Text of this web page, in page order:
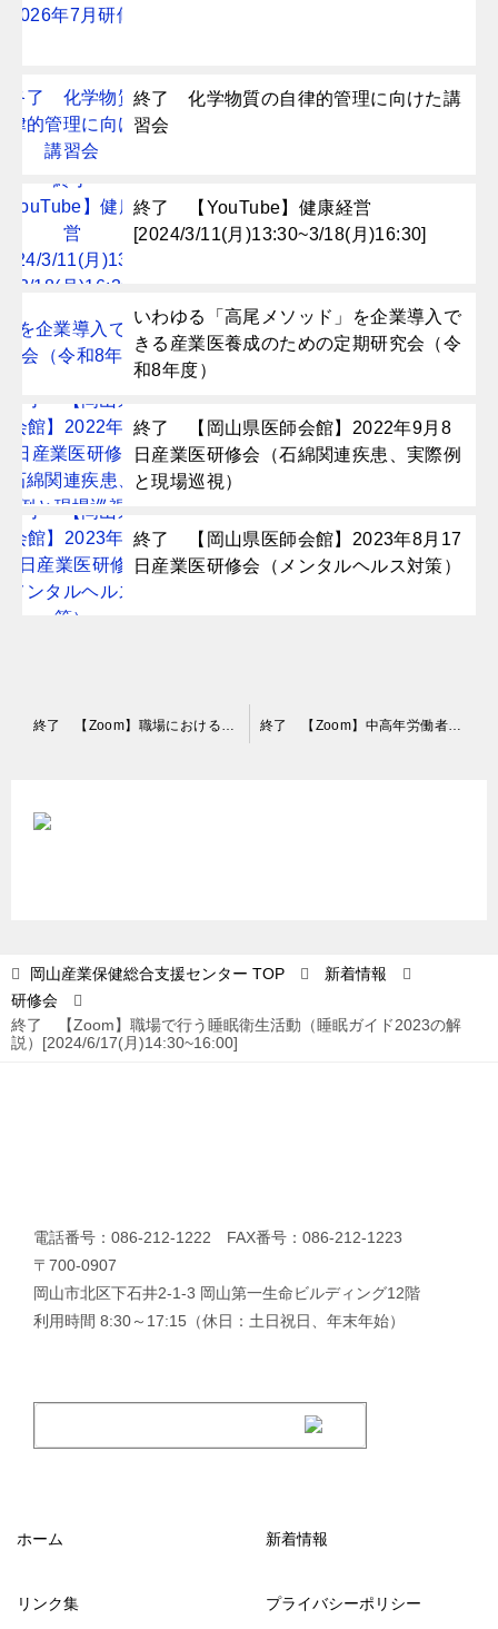
終了 化学物質の自律的管理に向けた講
習会
終了 【YouTube】健康経営
[2024/3/11(月)13:30~3/18(月)16:30]
いわゆる「高尾メソッド」を企業導入で
きる産業医養成のための定期研究会（令
和8年度）
終了 【岡山県医師会館】2022年9月8
日産業医研修会（石綿関連疾患、実際例
と現場巡視）
終了 【岡山県医師会館】2023年8月17
日産業医研修会（メンタルヘルス対策）
ョ
ン
岡山産業保健総合支援センター TOP
新着情報
研修会
終了 【Zoom】職場で行う睡眠衛生活動（睡眠ガイド2023の解
説）[2024/6/17(月)14:30~16:00]
電話番号：086-212-1222 FAX番号：086-212-1223
〒700-0907
岡山市北区下石井2-1-3 岡山第一生命ビルディング12階
利用時間 8:30～17:15（休日：土日祝日、年末年始）
ホーム 新着情報
リンク集 プライバシーポリシー